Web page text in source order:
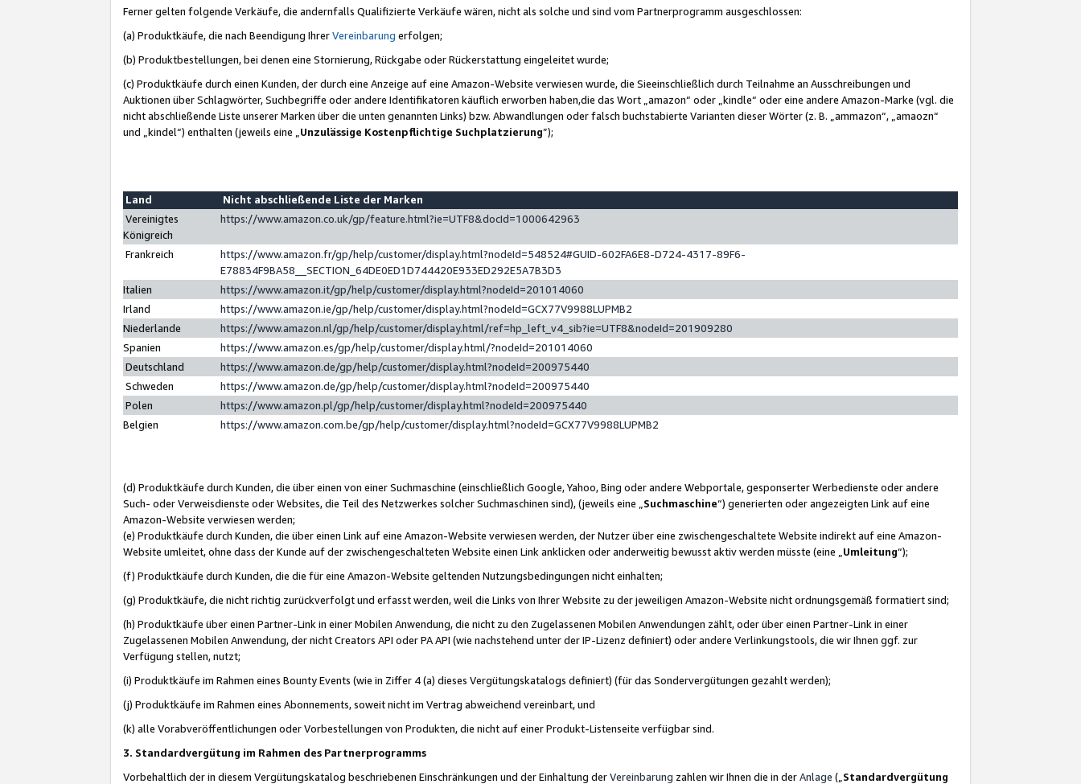
Ferner gelten folgende Verkäufe, die andernfalls Qualifizierte Verkäufe wären, nicht als solche und sind vom Partnerprogramm ausgeschlossen:
(a) Produktkäufe, die nach Beendigung IhrerVereinbarung erfolgen;
(b) Produktbestellungen, bei denen eine Stornierung, Rückgabe oder Rückerstattung eingeleitet wurde;
(c) Produktkäufe durch einen Kunden, der durch eine Anzeige auf eine Amazon-Website verwiesen wurde, die Sieeinschließlich durch Teilnahme an Ausschreibungen und
Auktionen über Schlagwörter, Suchbegriffe oder andere Identifikatoren käuflich erworben haben,die das Wort „amazon“ oder „kindle“ oder eine andere Amazon-Marke (vgl. die
nicht abschließende Liste unserer Marken über die unten genannten Links) bzw. Abwandlungen oder falsch buchstabierte Varianten dieser Wörter (z. B. „ammazon“, „amaozn“
und „kindel“) enthalten (jeweils eine „ Unzulässige Kostenpflichtige Suchplatzierung”);
Land
Nicht abschließende Liste der Marken
Vereinigtes
Königreich
https://www.amazon.co.uk/gp/feature.html?ie=UTF8&docId=1000642963
Frankreich
https://www.amazon.fr/gp/help/customer/display.html?nodeId=548524#GUID-602FA6E8-D724-4317-89F6-
E78834F9BA58__SECTION_64DE0ED1D744420E933ED292E5A7B3D3
Italien
https://www.amazon.it/gp/help/customer/display.html?nodeId=201014060
Irland
https://www.amazon.ie/gp/help/customer/display.html?nodeId=GCX77V9988LUPMB2
Niederlande
https://www.amazon.nl/gp/help/customer/display.html/ref=hp_left_v4_sib?ie=UTF8&nodeId=201909280
Spanien
https://www.amazon.es/gp/help/customer/display.html/?nodeId=201014060
Deutschland
https://www.amazon.de/gp/help/customer/display.html?nodeId=200975440
Schweden
https://www.amazon.de/gp/help/customer/display.html?nodeId=200975440
Polen
https://www.amazon.pl/gp/help/customer/display.html?nodeId=200975440
Belgien
https://www.amazon.com.be/gp/help/customer/display.html?nodeId=GCX77V9988LUPMB2
(d) Produktkäufe durch Kunden, die über einen von einer Suchmaschine (einschließlich Google, Yahoo, Bing oder andere Webportale, gesponserter Werbedienste oder andere
Such- oder Verweisdienste oder Websites, die Teil des Netzwerkes solcher Suchmaschinen sind), (jeweils eine „ Suchmaschine“) generierten oder angezeigten Link auf eine
Amazon-Website verwiesen werden;
(e) Produktkäufe durch Kunden, die über einen Link auf eine Amazon-Website verwiesen werden, der Nutzer über eine zwischengeschaltete Website indirekt auf eine Amazon-
Website umleitet, ohne dass der Kunde auf der zwischengeschalteten Website einen Link anklicken oder anderweitig bewusst aktiv werden müsste (eine „ Umleitung“);
(f) Produktkäufe durch Kunden, die die für eine Amazon-Website geltenden Nutzungsbedingungen nicht einhalten;
(g) Produktkäufe, die nicht richtig zurückverfolgt und erfasst werden, weil die Links von Ihrer Website zu der jeweiligen Amazon-Website nicht ordnungsgemäß formatiert sind;
(h) Produktkäufe über einen Partner-Link in einer Mobilen Anwendung, die nicht zu den Zugelassenen Mobilen Anwendungen zählt, oder über einen Partner-Link in einer
Zugelassenen Mobilen Anwendung, der nicht Creators API oder PA API (wie nachstehend unter der IP-Lizenz definiert) oder andere Verlinkungstools, die wir Ihnen ggf. zur
Verfügung stellen, nutzt;
(i) Produktkäufe im Rahmen eines Bounty Events (wie in Ziffer 4 (a) dieses Vergütungskatalogs definiert) (für das Sondervergütungen gezahlt werden);
(j) Produktkäufe im Rahmen eines Abonnements, soweit nicht im Vertrag abweichend vereinbart, und
(k) alle Vorabveröffentlichungen oder Vorbestellungen von Produkten, die nicht auf einer Produkt-Listenseite verfügbar sind.
3. Standardvergütung im Rahmen des Partnerprogramms
Vorbehaltlich der in diesem Vergütungskatalog beschriebenen Einschränkungen und der Einhaltung derVereinbarung zahlen wir Ihnen die in derAnlage („ Standardvergütung